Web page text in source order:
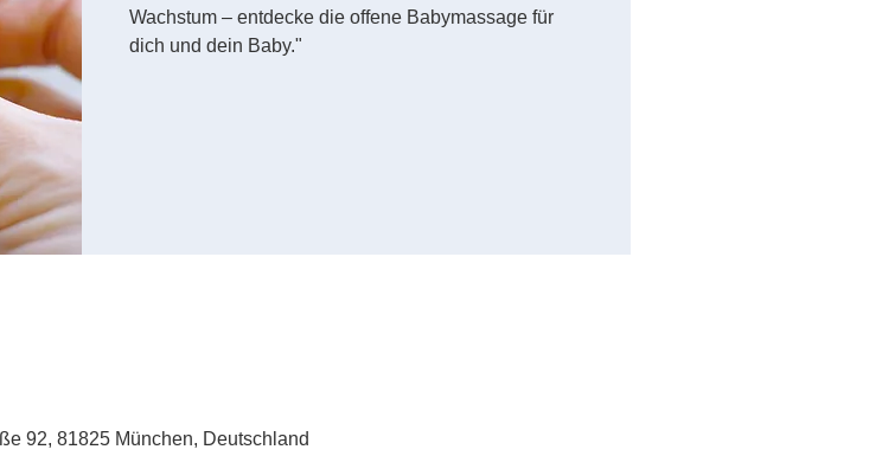
Wachstum – entdecke die offene Babymassage für
dich und dein Baby."
92, 81825 München, Deutschland